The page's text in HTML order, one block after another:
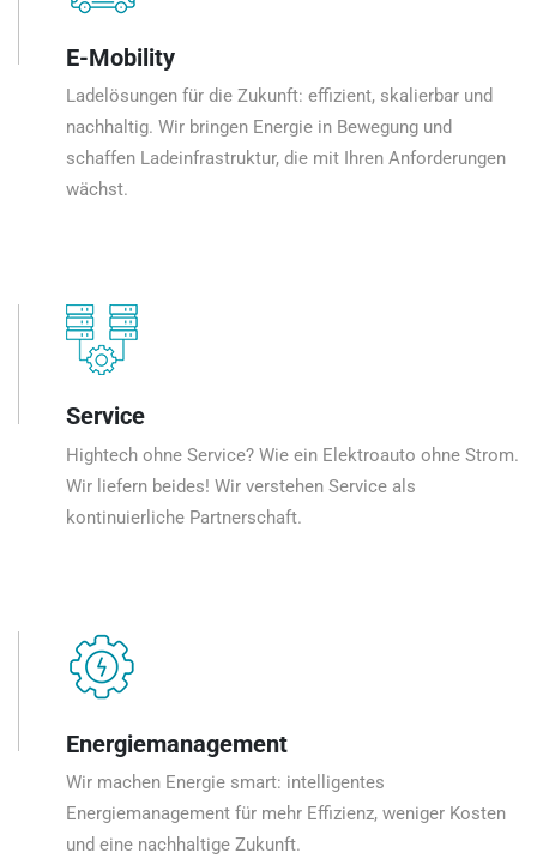
E-Mobility
Ladelösungen für die Zukunft: effizient, skalierbar und
nachhaltig. Wir bringen Energie in Bewegung und
schaffen Ladeinfrastruktur, die mit Ihren Anforderungen
wächst.
Service
Hightech ohne Service? Wie ein Elektroauto ohne Strom.
Wir liefern beides! Wir verstehen Service als
kontinuierliche Partnerschaft.
Energiemanagement
Wir machen Energie smart: intelligentes
Energiemanagement für mehr Effizienz, weniger Kosten
und eine nachhaltige Zukunft.